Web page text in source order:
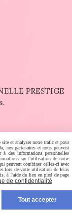
PRESTIGE
MON COMPTE
CONTACT
et analyser notre trafic et pour
nos partenaires et nous peuvent
à des informations personnelles
sur l'utilisation de notre
peuvent combiner celles-ci avec
lors de votre utilisation de leurs
à l'aide du lien en pied de page
de confidentialité
Tout accepter